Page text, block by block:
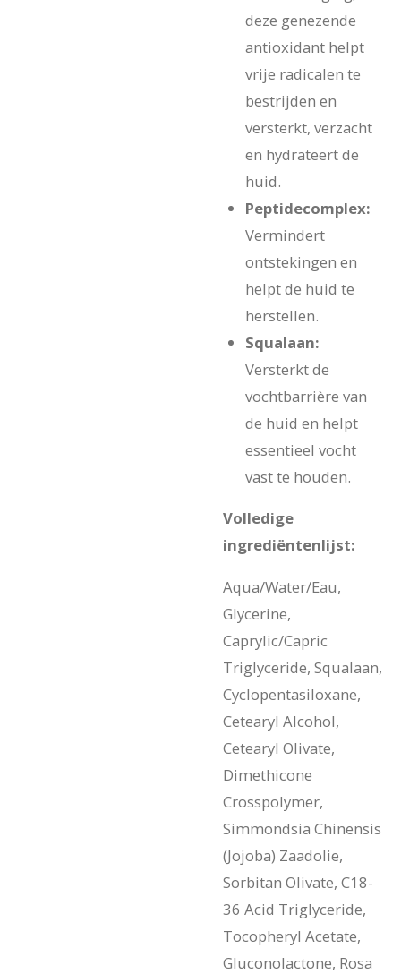
deze genezende
antioxidant helpt
vrije radicalen te
bestrijden en
versterkt, verzacht
en hydrateert de
huid.
Peptidecomplex:
Vermindert
ontstekingen en
helpt de huid te
herstellen.
Squalaan:
Versterkt de
vochtbarrière van
de huid en helpt
essentieel vocht
vast te houden.
Volledige
ingrediëntenlijst:
Aqua/Water/Eau,
Glycerine,
Caprylic/Capric
Triglyceride, Squalaan,
Cyclopentasiloxane,
Cetearyl Alcohol,
Cetearyl Olivate,
Dimethicone
Crosspolymer,
Simmondsia Chinensis
(Jojoba) Zaadolie,
Sorbitan Olivate, C18-
36 Acid Triglyceride,
Tocopheryl Acetate,
Gluconolactone, Rosa